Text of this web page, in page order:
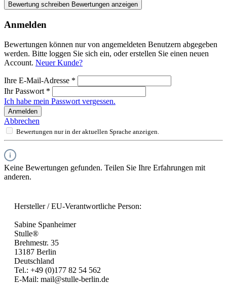
Bewertung schreiben Bewertungen anzeigen
Anmelden
Bewertungen können nur von angemeldeten Benutzern abgegeben
werden. Bitte loggen Sie sich ein, oder erstellen Sie einen neuen
Account. Neuer Kunde?
Ihre E-Mail-Adresse *
Ihr Passwort *
Ich habe mein Passwort vergessen.
Anmelden
Abbrechen
Bewertungen nur in der aktuellen Sprache anzeigen.
Keine Bewertungen gefunden. Teilen Sie Ihre Erfahrungen mit
anderen.
Hersteller / EU-Verantwortliche Person:
Sabine Spanheimer
Stulle®
Brehmestr. 35
13187 Berlin
Deutschland
Tel.: +49 (0)177 82 54 562
E-Mail: mail@stulle-berlin.de